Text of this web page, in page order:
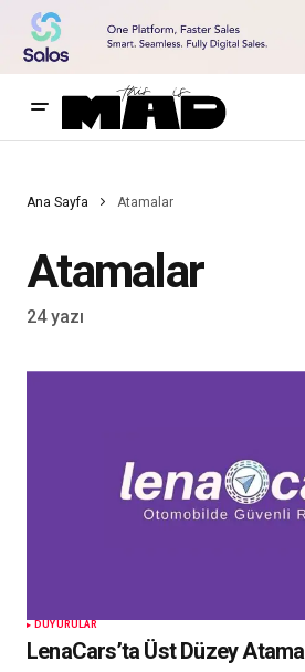
Ana Sayfa Atamalar
Atamalar
24 yazı
DUYURULAR
LenaCars’ta Üst Düzey Atama